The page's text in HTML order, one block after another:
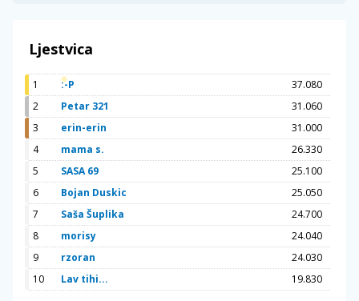
Ljestvica
1 :-P
37.080
2
Petar 321
31.060
3
erin-erin
31.000
4
mama s.
26.330
5
SASA 69
25.100
6
Bojan Duskic
25.050
7
Saša Šuplika
24.700
8
morisy
24.040
9
rzoran
24.030
10
Lav tihi... 19.830